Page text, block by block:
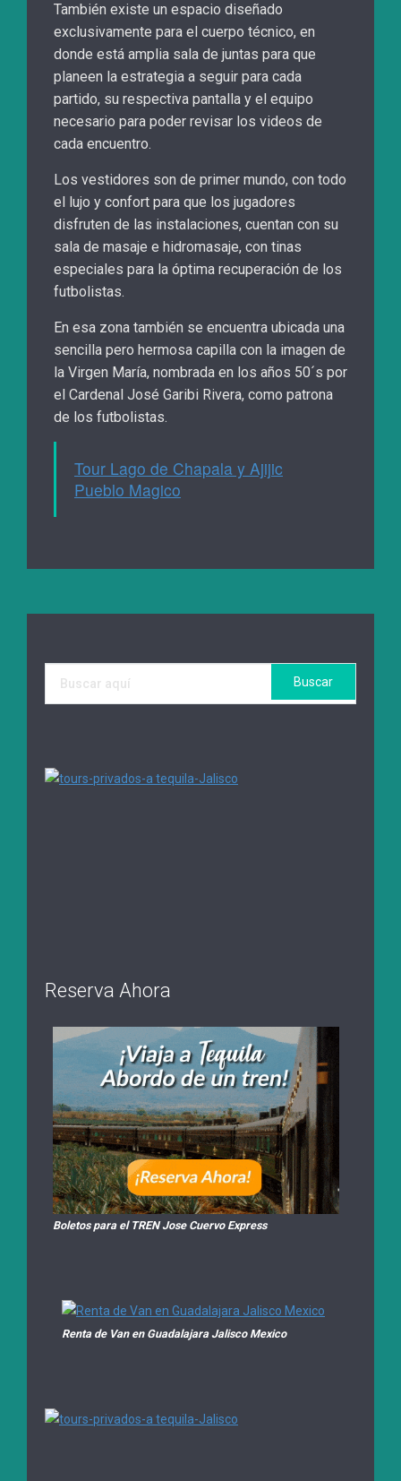
También existe un espacio diseñado
exclusivamente para el cuerpo técnico, en
donde está amplia sala de juntas para que
planeen la estrategia a seguir para cada
partido, su respectiva pantalla y el equipo
necesario para poder revisar los videos de
cada encuentro.
Los vestidores son de primer mundo, con todo
el lujo y confort para que los jugadores
disfruten de las instalaciones, cuentan con su
sala de masaje e hidromasaje, con tinas
especiales para la óptima recuperación de los
futbolistas.
En esa zona también se encuentra ubicada una
sencilla pero hermosa capilla con la imagen de
la Virgen María, nombrada en los años 50´s por
el Cardenal José Garibi Rivera, como patrona
de los futbolistas.
Tour Lago de Chapala y Ajijic
Pueblo Magico
Reserva Ahora
Boletos para el TREN Jose Cuervo Express
Renta de Van en Guadalajara Jalisco Mexico